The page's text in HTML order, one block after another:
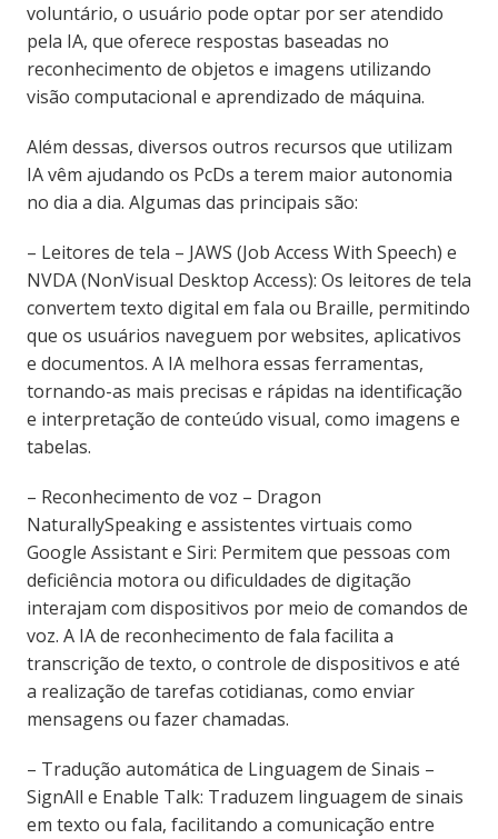
voluntário, o usuário pode optar por ser atendido
pela IA, que oferece respostas baseadas no
reconhecimento de objetos e imagens utilizando
visão computacional e aprendizado de máquina.
Além dessas, diversos outros recursos que utilizam
IA vêm ajudando os PcDs a terem maior autonomia
no dia a dia. Algumas das principais são:
– Leitores de tela – JAWS (Job Access With Speech) e
NVDA (NonVisual Desktop Access): Os leitores de tela
convertem texto digital em fala ou Braille, permitindo
que os usuários naveguem por websites, aplicativos
e documentos. A IA melhora essas ferramentas,
tornando-as mais precisas e rápidas na identificação
e interpretação de conteúdo visual, como imagens e
tabelas.
– Reconhecimento de voz – Dragon
NaturallySpeaking e assistentes virtuais como
Google Assistant e Siri: Permitem que pessoas com
deficiência motora ou dificuldades de digitação
interajam com dispositivos por meio de comandos de
voz. A IA de reconhecimento de fala facilita a
transcrição de texto, o controle de dispositivos e até
a realização de tarefas cotidianas, como enviar
mensagens ou fazer chamadas.
– Tradução automática de Linguagem de Sinais –
SignAll e Enable Talk: Traduzem linguagem de sinais
em texto ou fala, facilitando a comunicação entre